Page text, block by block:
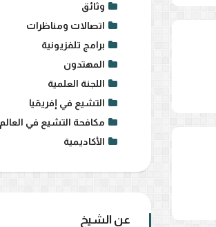
وثائق
اتصالات ومناظرات
برامج تلفزيونية
المهتدون
اللجنة العلمية
التشيع في إفريقيا
مكافحة التشيع في العالم
الأكاديمية
عن الشيخ